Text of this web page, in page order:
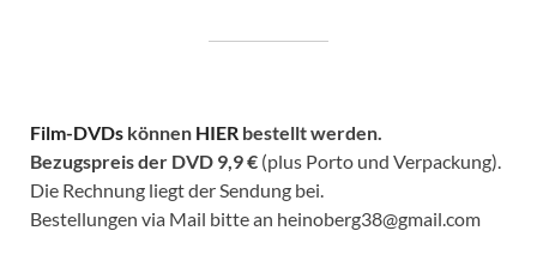
Film-DVDs können HIER bestellt werden.
Bezugspreis der DVD 9,9 € (plus Porto und Verpackung).
Die Rechnung liegt der Sendung bei.
Bestellungen via Mail bitte an heinoberg38@gmail.com